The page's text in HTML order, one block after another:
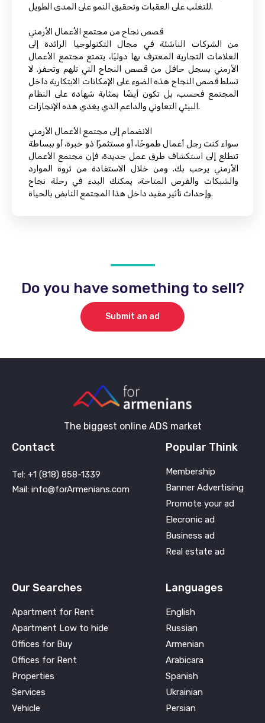
للتغلب على العقبات وتحقيق النمو على المدى الطويل.
قصص نجاح من مجتمع الأعمال الأرمني
من الشركات الناشئة في مجال التكنولوجيا الرائدة إلى
العلامات التجارية المعترف بها دوليًا، يتمتع مجتمع الأعمال
الأرمني بسجل حافل من قصص النجاح التي تلهم وتحفز. لا
تسلط قصص النجاح هذه الضوء على الإمكانات الابتكارية داخل
المجتمع فحسب، بل تكون أيضًا بمثابة شهادة على النظام
البيئي التعاوني والداعم الذي يغذي هذه الإنجازات.
الانضمام إلى مجتمع الأعمال الأرمني
سواء كنت رجل أعمال طموحًا، أو مستثمرًا ذو خبرة، أو ببساطة
تتطلع إلى استكشاف طرق عمل جديدة، فإن مجتمع الأعمال
الأرمني يرحب بك. ومن خلال الاستفادة من ثروة الموارد
والشبكات والفرص المتاحة، يمكنك البدء في رحلة نجاح
وإحداث تأثير مفيد داخل هذا المجتمع النابض بالحياة.
Do you have something to sell?
Submit an ad
The biggest online ADS market
Contact
Tel: +1 (818) 858-1339
Mail: info@forArmenians.com
Popular Think
Membership
Banner Advertising
Promote your ad
Elecronic ad
Business ad
Real estate ad
Our Searches
Apartment for Rent
Apartment Low to hide
Offices for Buy
Offices for Rent
Properties
Services
Vehicle
Languages
English
Russian
Armenian
Arabicara
Spanish
Ukrainian
Persian